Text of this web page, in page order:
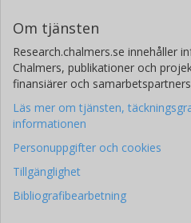
Om tjänsten
Research.chalmers.se innehåller
Chalmers, publikationer och
finansiärer och
Läs mer om tjänsten,
informationen
Personuppgifter och cookies
Tillgänglighet
Bibliografibearbetning